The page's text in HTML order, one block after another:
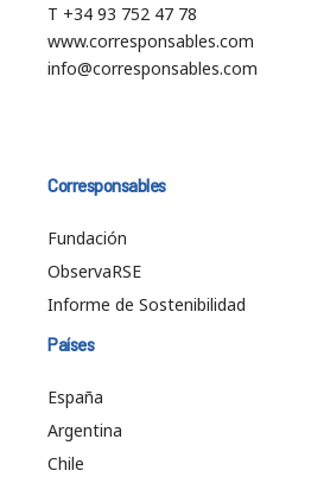
T +34 93 752 47 78
www.corresponsables.com
info@corresponsables.com
Corresponsables
Fundación
ObservaRSE
Informe de Sostenibilidad
Países
España
Argentina
Chile